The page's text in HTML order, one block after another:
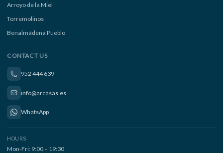
Arroyo de la Miel
Torremolinos
Benalmádena Pueblo
CONTACT US
952 444 639
info@arcasas.es
WhatsApp
HOURS
Mon-Fri: 9:00 – 19:30